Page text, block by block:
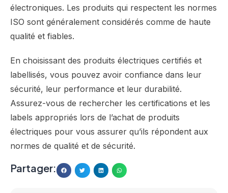
électroniques. Les produits qui respectent les normes
ISO sont généralement considérés comme de haute
qualité et fiables.
En choisissant des produits électriques certifiés et
labellisés, vous pouvez avoir confiance dans leur
sécurité, leur performance et leur durabilité.
Assurez-vous de rechercher les certifications et les
labels appropriés lors de l’achat de produits
électriques pour vous assurer qu’ils répondent aux
normes de qualité et de sécurité.
Partager: